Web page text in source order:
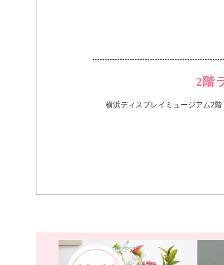
2階
横浜ディスプレイミュージアム2